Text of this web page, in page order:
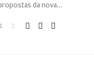
da nova…